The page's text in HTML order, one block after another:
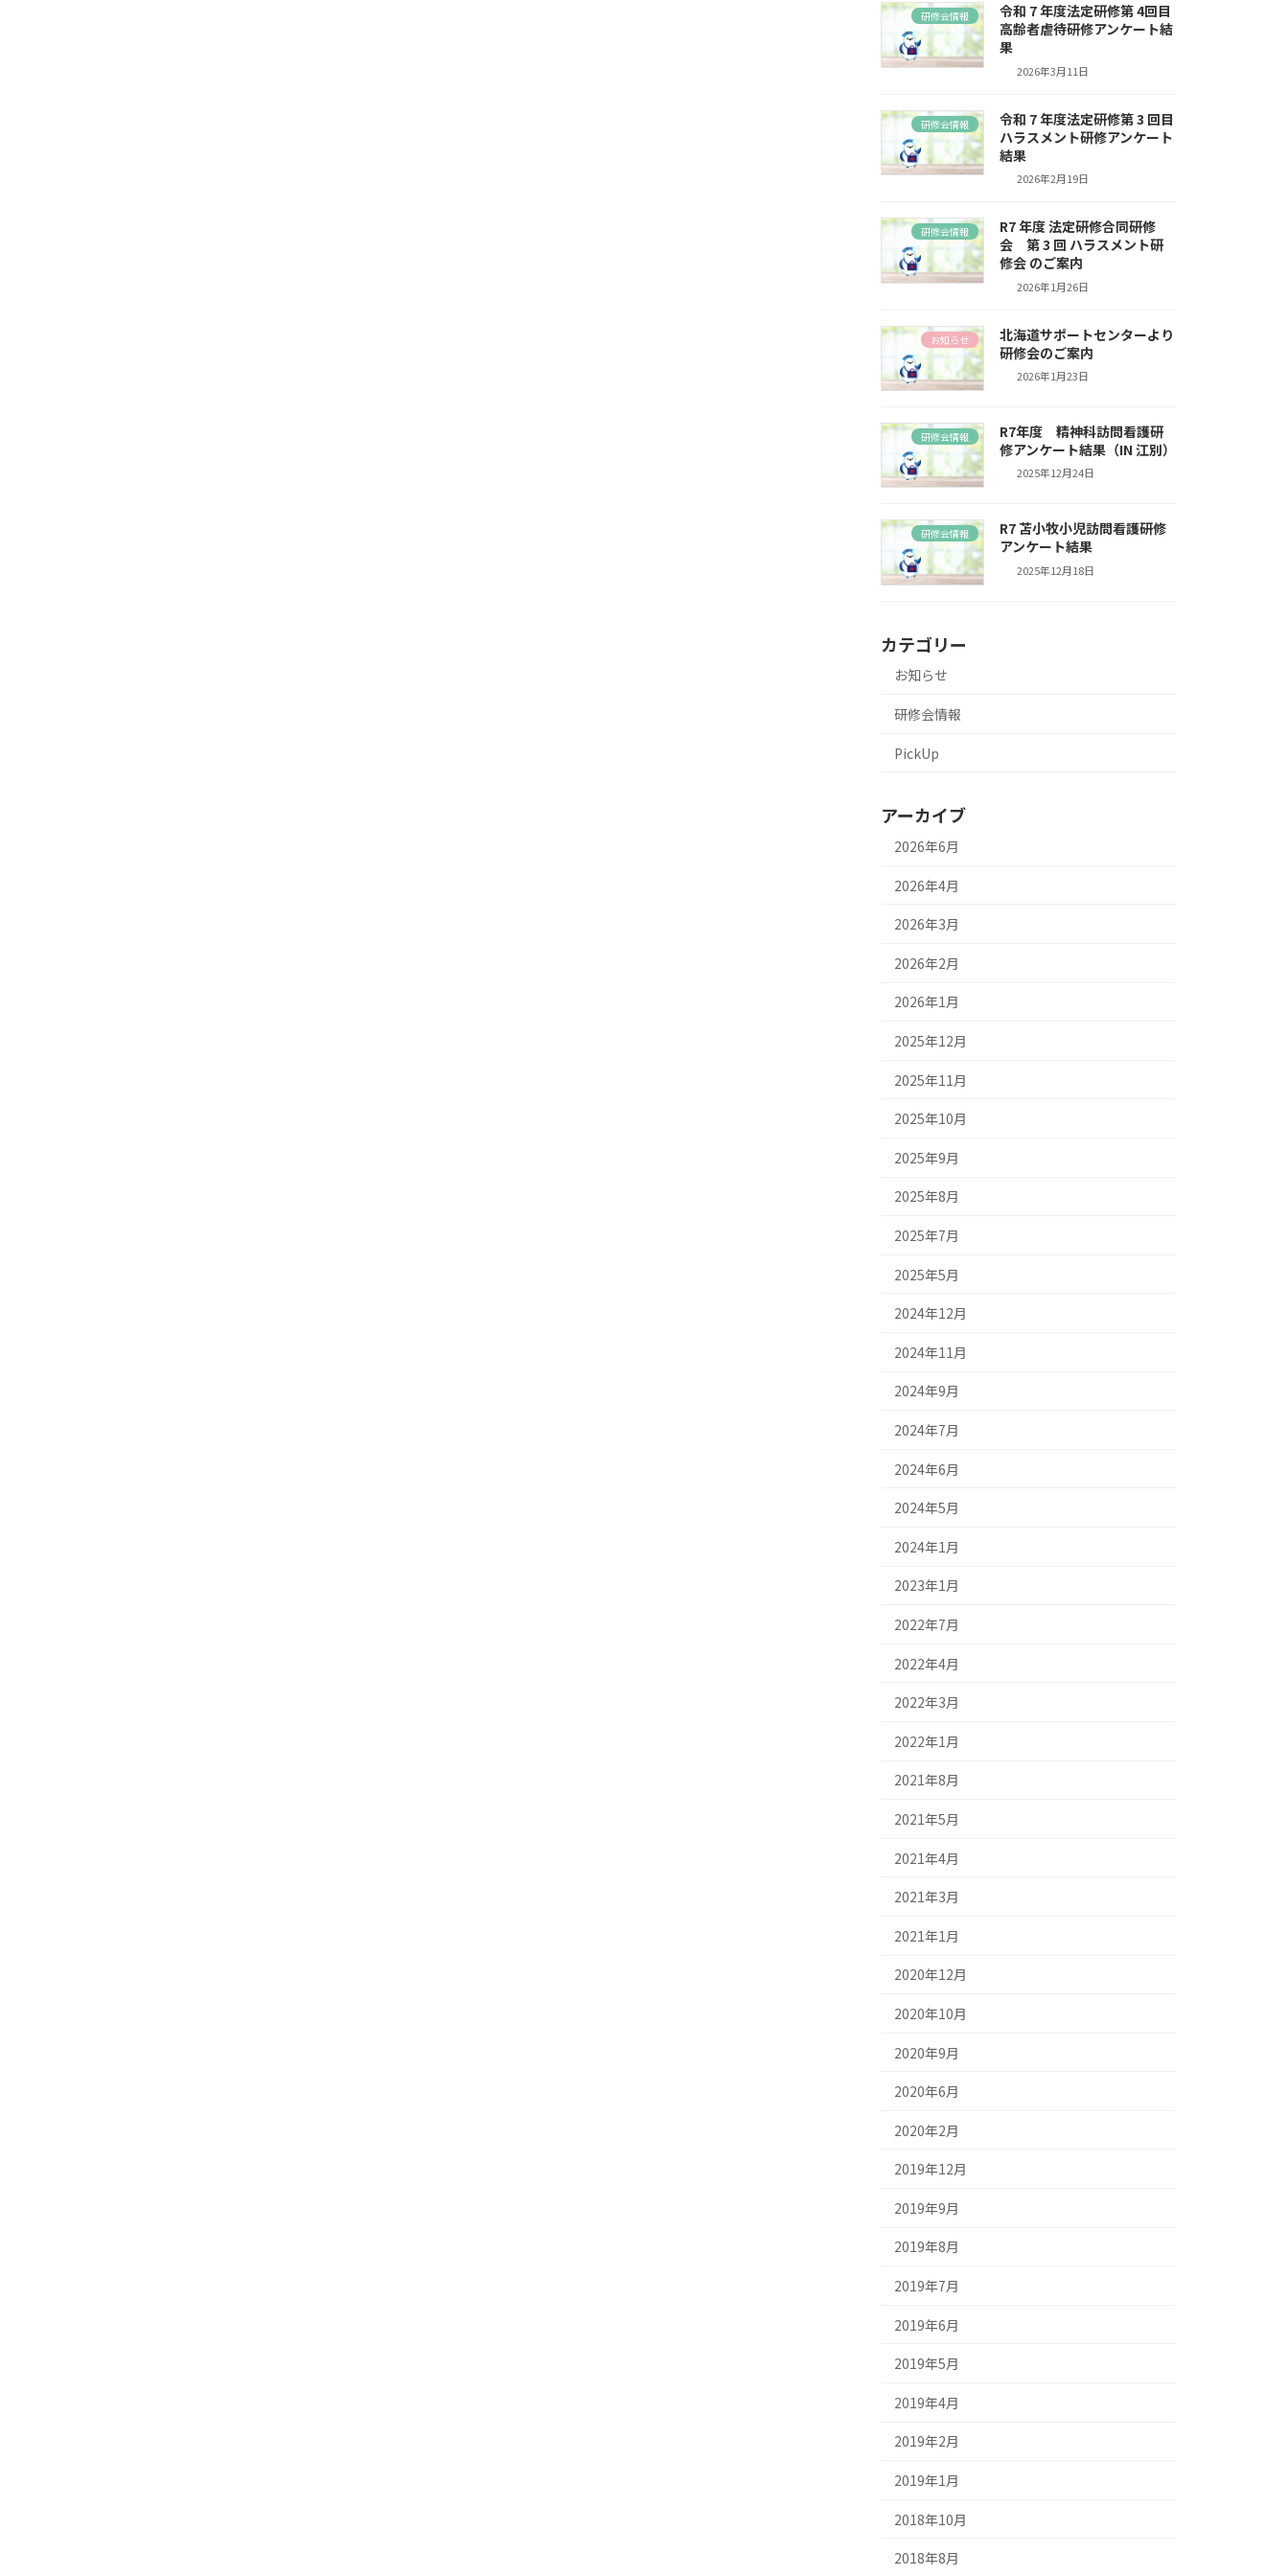
研修会情報
令和 7 年度法定研修第 4回目
高齢者虐待研修アンケート結
果
2026年3月11日
研修会情報
令和 7 年度法定研修第 3 回目
ハラスメント研修アンケート
結果
2026年2月19日
研修会情報
R7 年度 法定研修合同研修
会 第 3 回 ハラスメント研
修会 のご案内
2026年1月26日
お知らせ
北海道サポートセンターより
研修会のご案内
2026年1月23日
研修会情報
R7年度 精神科訪問看護研
修アンケート結果（IN 江別）
2025年12月24日
研修会情報
R7 苫小牧小児訪問看護研修
アンケート結果
2025年12月18日
カテゴリー
お知らせ
研修会情報
PickUp
アーカイブ
2026年6月
2026年4月
2026年3月
2026年2月
2026年1月
2025年12月
2025年11月
2025年10月
2025年9月
2025年8月
2025年7月
2025年5月
2024年12月
2024年11月
2024年9月
2024年7月
2024年6月
2024年5月
2024年1月
2023年1月
2022年7月
2022年4月
2022年3月
2022年1月
2021年8月
2021年5月
2021年4月
2021年3月
2021年1月
2020年12月
2020年10月
2020年9月
2020年6月
2020年2月
2019年12月
2019年9月
2019年8月
2019年7月
2019年6月
2019年5月
2019年4月
2019年2月
2019年1月
2018年10月
2018年8月